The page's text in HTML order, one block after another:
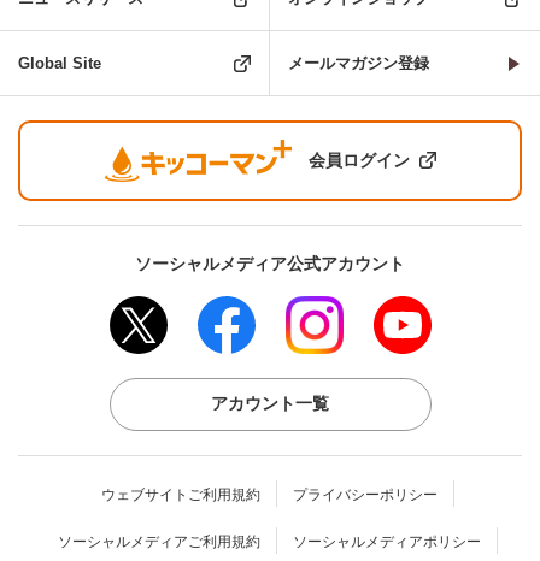
Global Site メールマガジン登録
会員ログイン
ソーシャルメディア公式アカウント
アカウント一覧
ウェブサイトご利用規約 プライバシーポリシー
ソーシャルメディアご利用規約 ソーシャルメディアポリシー